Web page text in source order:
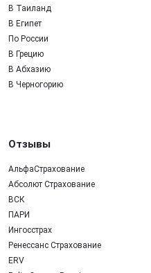
В Таиланд
В Египет
По России
В Грецию
В Абхазию
В Черногорию
Отзывы
АльфаСтрахование
Абсолют Страхование
ВСК
ПАРИ
Ингосстрах
Ренессанс Страхование
ERV